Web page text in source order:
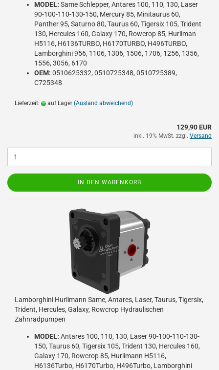
MODEL: Same Schlepper, Antares 100, 110, 130, Laser
90-100-110-130-150, Mercury 85, Minitaurus 60,
Panther 95, Saturno 80, Taurus 60, Tigersix 105, Trident
130, Hercules 160, Galaxy 170, Rowcrop 85, Hurliman
H5116, H6136TURBO, H6170TURBO, H496TURBO,
Lamborghini 956, 1106, 1306, 1506, 1706, 1256, 1356,
1556, 3056, 6170
OEM: 0510625332, 0510725348, 0510725389,
C725348
Lieferzeit: auf Lager (Ausland abweichend)
129,90 EUR
inkl. 19% MwSt. zzgl. Versand
IN DEN WARENKORB
Lamborghini Hurlimann Same, Antares, Laser, Taurus, Tigersix,
Trident, Hercules, Galaxy, Rowcrop Hydraulischen
Zahnradpumpen
MODEL: Antares 100, 110, 130, Laser 90-100-110-130-
150, Taurus 60, Tigersix 105, Trident 130, Hercules 160,
Galaxy 170, Rowcrop 85, Hurlimann H5116,
H6136Turbo, H6170Turbo, H496Turbo, Lamborghini